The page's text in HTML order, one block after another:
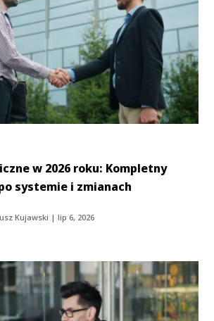
w 2026 roku: Kompletny
systemie i zmianach
Kujawski |lip 6, 2026